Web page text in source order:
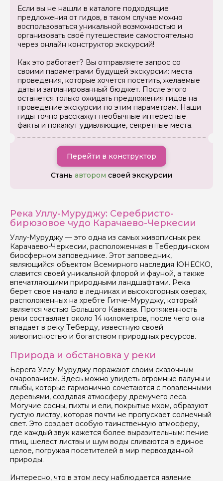
Если вы не нашли в каталоге подходящие
предложения от гидов, в таком случае можно
воспользоваться уникальной возможностью и
организовать своё путешествие самостоятельно
через онлайн конструктор экскурсий!
Как это работает? Вы отправляете запрос со
своими параметрами будущей экскурсии: места
проведения, которые хочется посетить, желаемые
даты и запланированный бюджет. После этого
останется только ожидать предложения гидов на
проведение экскурсии по этим параметрам. Наши
гиды точно расскажут необычные интересные
факты и покажут удивляющие, секретные места.
Перейти в конструктор
Стань автором своей экскурсии
Река Уллу-Муруджу: Серебристо-
бирюзовое чудо Карачаево-Черкесии
Уллу-Муруджу — это одна из самых живописных рек
Карачаево-Черкесии, расположенная в Тебердинском
биосферном заповеднике. Этот заповедник,
являющийся объектом Всемирного наследия ЮНЕСКО,
славится своей уникальной флорой и фауной, а также
впечатляющими природными ландшафтами. Река
берет свое начало в ледниках и высокогорных озерах,
расположенных на хребте Гитче-Муруджу, который
является частью Большого Кавказа. Протяженность
реки составляет около 14 километров, после чего она
впадает в реку Теберду, известную своей
живописностью и богатством природных ресурсов.
Природа и обстановка у реки
Берега Уллу-Муруджу поражают своим сказочным
очарованием. Здесь можно увидеть огромные валуны и
глыбы, которые гармонично сочетаются с поваленными
деревьями, создавая атмосферу дремучего леса.
Могучие сосны, пихты и ели, покрытые мхом, образуют
густую листву, которая почти не пропускает солнечный
свет. Это создает особую таинственную атмосферу,
где каждый звук кажется более выразительным: пение
птиц, шелест листвы и шум воды сливаются в единое
целое, погружая посетителей в мир первозданной
природы.
Интересно, что в этом лесу наблюдается явление